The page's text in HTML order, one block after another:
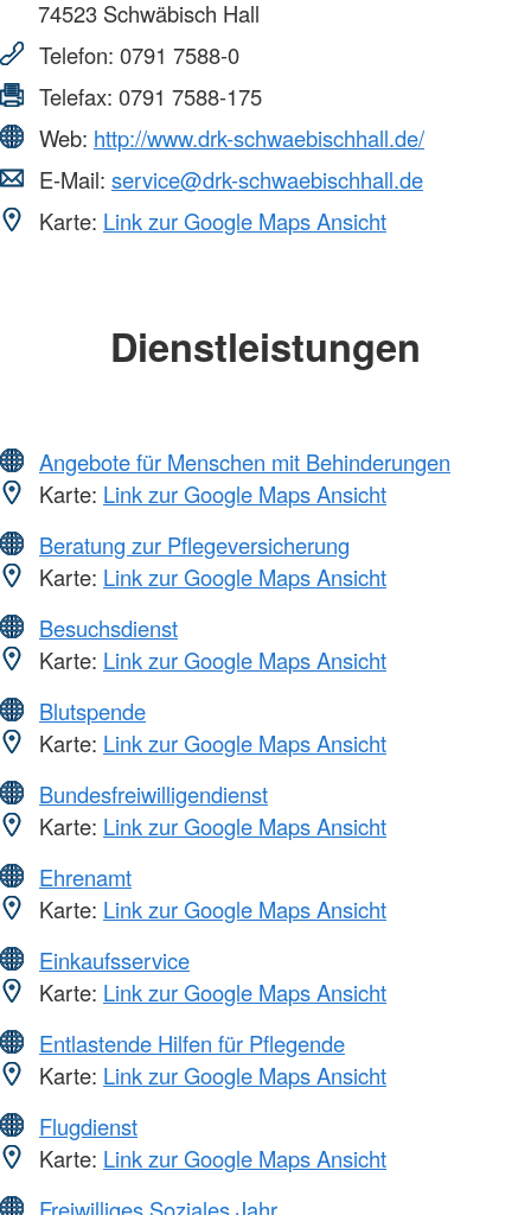
74523 Schwäbisch Hall
Telefon: 0791 7588-0
Telefax: 0791 7588-175
Web: http://www.drk-schwaebischhall.de/
E-Mail: service@drk-schwaebischhall.de
Karte: Link zur Google Maps Ansicht
Dienstleistungen
Angebote für Menschen mit Behinderungen
Karte: Link zur Google Maps Ansicht
Beratung zur Pflegeversicherung
Karte: Link zur Google Maps Ansicht
Besuchsdienst
Karte: Link zur Google Maps Ansicht
Blutspende
Karte: Link zur Google Maps Ansicht
Bundesfreiwilligendienst
Karte: Link zur Google Maps Ansicht
Ehrenamt
Karte: Link zur Google Maps Ansicht
Einkaufsservice
Karte: Link zur Google Maps Ansicht
Entlastende Hilfen für Pflegende
Karte: Link zur Google Maps Ansicht
Flugdienst
Karte: Link zur Google Maps Ansicht
Freiwilliges Soziales Jahr